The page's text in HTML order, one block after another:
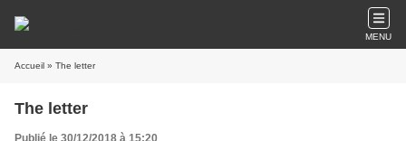
MENU
Accueil » The letter
The letter
Publié le 30/12/2018 à 15:20